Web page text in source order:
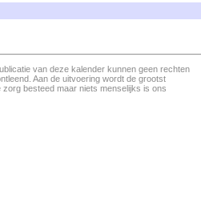
van deze kalender kunnen geen rechten
Aan de uitvoering wordt de grootst
zorg besteed maar niets menselijks is ons